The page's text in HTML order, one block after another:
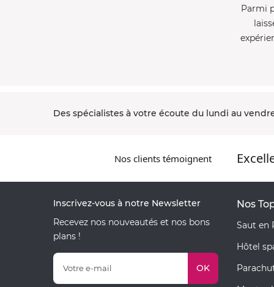
Parmi
Des spécialistes à votre écoute du lundi au
Nos clients témoignent
Inscrivez-vous à notre Newsletter
Recevez nos nouveautés et nos bons
plans !
OK
Nos
Saut en
Hôtel